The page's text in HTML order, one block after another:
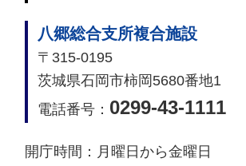
八郷総合支所複合施設
〒315-0195
茨城県石岡市柿岡5680番地1
電話番号： 0299-43-1111
開庁時間： 月曜日から金曜日